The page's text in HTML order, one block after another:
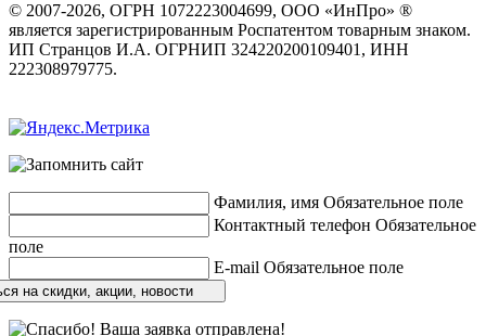
© 2007-2026, ОГРН 1072223004699, ООО «ИнПро» ®
является зарегистрированным Роспатентом товарным знаком.
ИП Странцов И.А. ОГРНИП 324220200109401, ИНН
222308979775.
Фамилия, имя Обязательное поле
Контактный телефон Обязательное
поле
E-mail Обязательное поле
на скидки, акции, новости